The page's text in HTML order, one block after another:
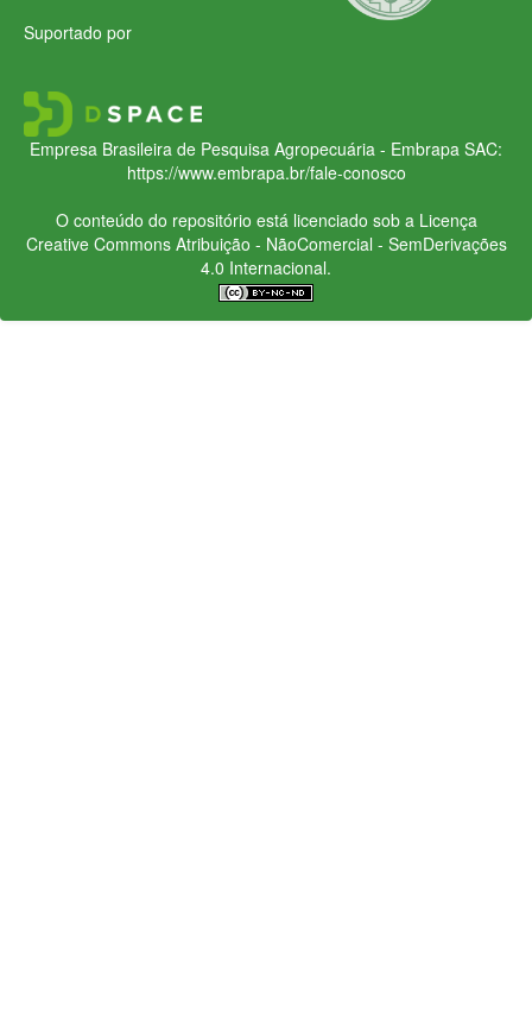
Suportado por
Empresa Brasileira de Pesquisa Agropecuária - Embrapa SAC:
https://www.embrapa.br/fale-conosco
O conteúdo do repositório está licenciado sob a Licença
Creative CommonsAtribuição - NãoComercial - SemDerivações
4.0 Internacional.